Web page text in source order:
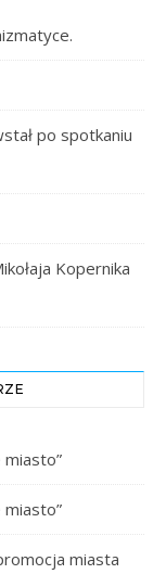
po spotkaniu
Kopernika
miasto”
miasto”
miasta